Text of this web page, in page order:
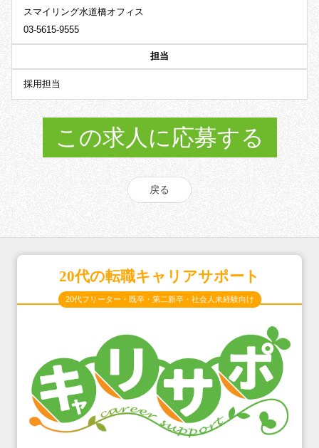
スマイリング水道橋オフィス
03-5615-9555
担当
採用担当
この求人に応募する
戻る
20代の転職キャリアサポート
20代フリーター・既卒・第二新卒・社会人未経験向け